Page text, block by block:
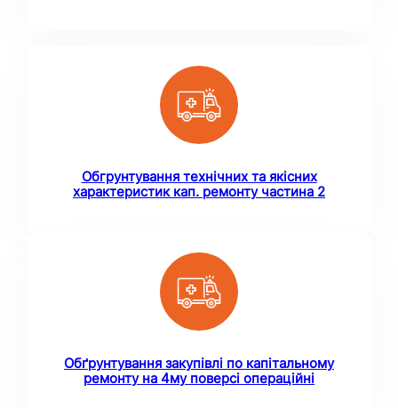
Обгрунтування технічних та якісних
характеристик кап. ремонту частина 2
Обґрунтування закупівлі по капітальному
ремонту на 4му поверсі операційні